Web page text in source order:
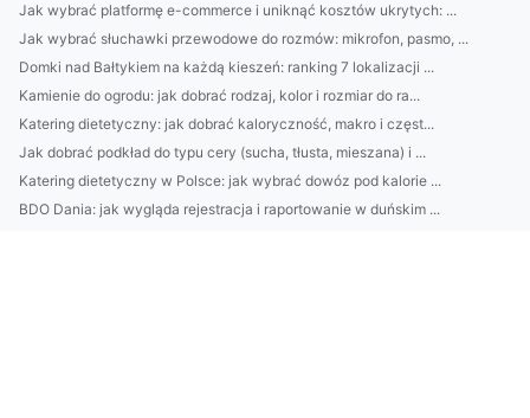
Jak wybrać platformę e-commerce i uniknąć kosztów ukrytych: ...
Jak wybrać słuchawki przewodowe do rozmów: mikrofon, pasmo, ...
Domki nad Bałtykiem na każdą kieszeń: ranking 7 lokalizacji ...
Kamienie do ogrodu: jak dobrać rodzaj, kolor i rozmiar do ra...
Katering dietetyczny: jak dobrać kaloryczność, makro i częst...
Jak dobrać podkład do typu cery (sucha, tłusta, mieszana) i ...
Katering dietetyczny w Polsce: jak wybrać dowóz pod kalorie ...
BDO Dania: jak wygląda rejestracja i raportowanie w duńskim ...